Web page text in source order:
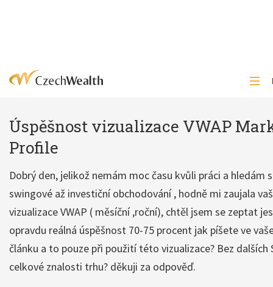
Úspěšnost vizualizace VWAP
Profile
Dobrý den, jelikož nemám moc času kvůli práci a hledám
swingové až investiční obchodování , hodně mi zaujala
vizualizace VWAP ( měsíční ,roční), chtěl jsem se zeptat
opravdu reálná úspěšnost 70-75 procent jak píšete ve
článku a to pouze při použití této vizualizace? Bez dalších
celkové znalosti trhu? děkuji za odpověď.